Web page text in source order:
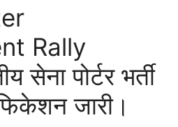
Rally
सेना पोर्टर भर्ती
जारी।